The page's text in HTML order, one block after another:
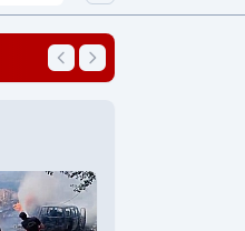
20:00 Başkan alan: